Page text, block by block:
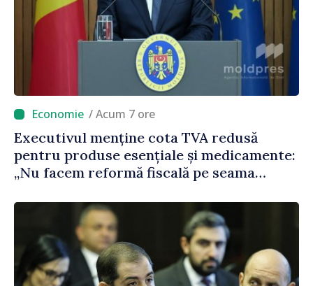
/ Acum 7 ore
Executivul menține cota TVA redusă
pentru produse esențiale și medicamente:
„Nu facem reformă fiscală pe seama